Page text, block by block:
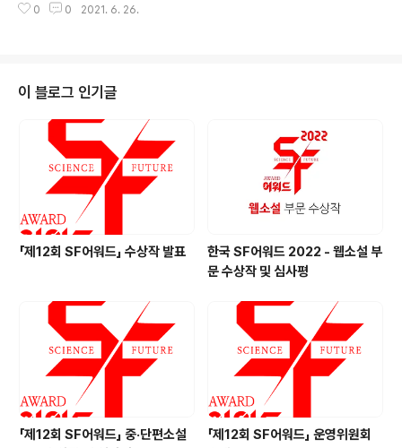
20.07.01 x Cred/t 이경희..
7.10 그들이 세상을 지배할 때 정명섭, 산호(그림) 들녘 2
의 파랑 천선란 허블 20.08.19 엉망진창 우주선을 타고 김
이환 블랙홀 20.08.20 파멸로부터의 생존자들 이시형 그
래비티북스 20.09.22 화성탈출 1, 2 제레미 오 고즈넉이
엔티 20.10.15 스노볼 박소영 창비 20.10.23 버려진 우
주선의 시간 이..
0 0 2021. 6. 26.
이 블로그 인기글
「제12회 SF어워드」 수상작 발표
한국 SF어워드 2022 - 웹소설 부
문 수상작 및 심사평
「제12회 SF어워드」 중·단편소설
「제12회 SF어워드」 운영위원회